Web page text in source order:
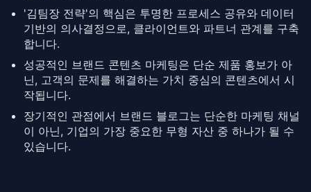
'김팀장 전략'의 핵심은 투명한 프로세스 공유와 데이터
기반의 의사결정으로, 클라이언트와 파트너 관계를 구축
합니다.
성공적인 브랜드 콘텐츠 마케팅은 단순 제품 홍보가 아
닌, 고객의 문제를 해결하는 가치 중심의 콘텐츠에서 시
작됩니다.
장기적인 관점에서 브랜드 블로그는 단순한 마케팅 채널
이 아닌, 기업의 가장 중요한 무형 자산 중 하나가 될 수
있습니다.